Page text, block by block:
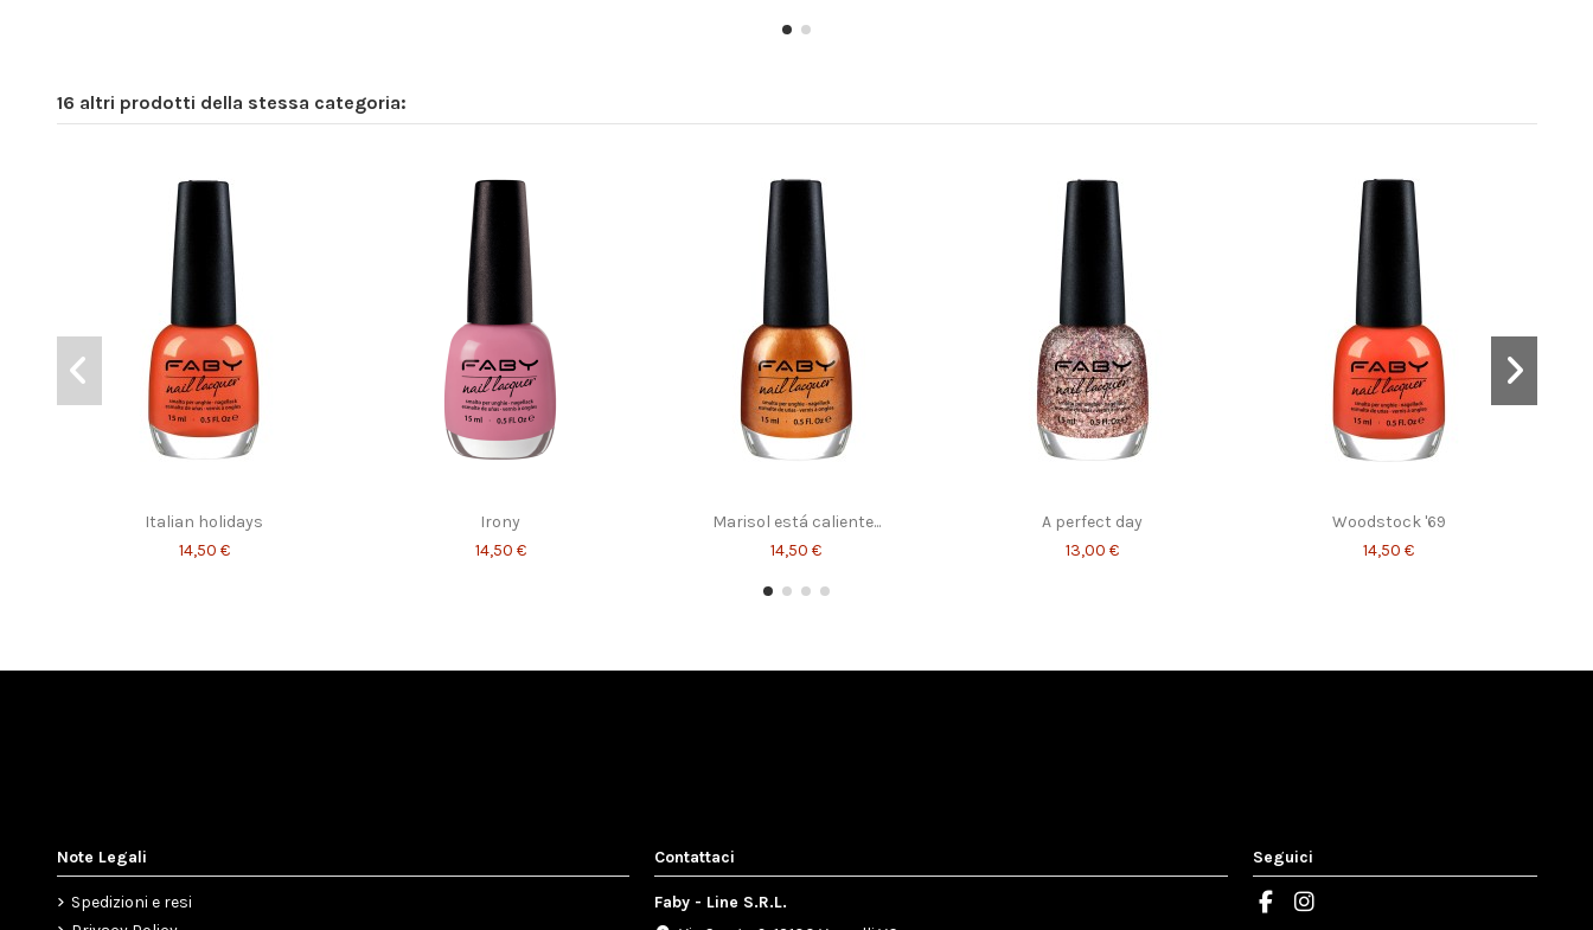
What are you doing tonight?
14,50 €
Look how they shine
14,50 €
Cuticles Remover
15,00 €
16 altri prodotti della stessa categoria:
Italian holidays
14,50 €
Irony
14,50 €
Marisol está caliente...
14,50 €
A perfect day
13,00 €
Woodstock '69
14,50 €
Note Legali
Spedizioni e resi
Contattaci
Faby - Line S.R.L.
Seguici